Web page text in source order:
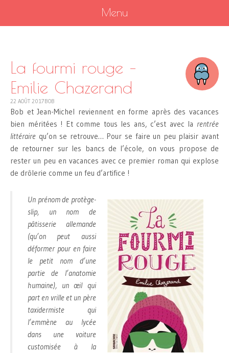
Menu
CONTENT
La fourmi rouge –
Emilie Chazerand
22 AOÛT 2017BOB
Bob et Jean-Michel reviennent en forme après des vacances
bien méritées ! Et comme tous les ans, c’est avec la rentrée
littéraire qu’on se retrouve… Pour se faire un peu plaisir avant
de retourner sur les bancs de l’école, on vous propose de
rester un peu en vacances avec ce premier roman qui explose
de drôlerie comme un feu d’artifice !
Un prénom de protège-
slip, un nom de
pâtisserie allemande
(qu’on peut aussi
déformer pour en faire
le petit nom d’une
partie de l’anatomie
humaine), un œil qui
part en vrille et un père
taxidermiste qui
l’emmène au lycée
dans une voiture
customisée à la